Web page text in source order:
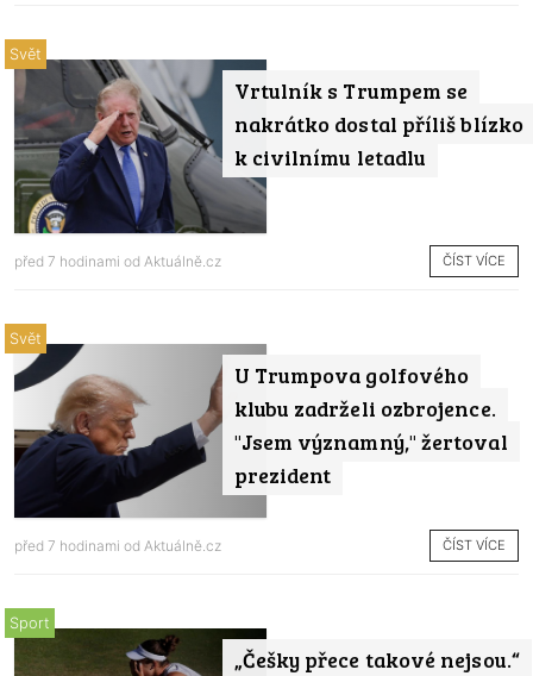
Vrtulník s Trumpem se
nakrátko dostal příliš blízko
k civilnímu letadlu
Svět
před 7 hodinami od Aktuálně.cz ČÍST VÍCE
U Trumpova golfového
klubu zadrželi ozbrojence.
"Jsem významný," žertoval
prezident
Svět
před 7 hodinami od Aktuálně.cz ČÍST VÍCE
„Češky přece takové nejsou.“
Sport